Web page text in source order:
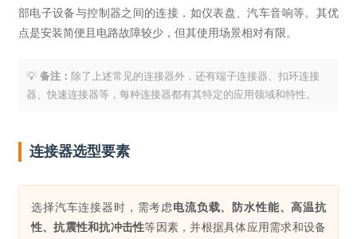
部电子设备与控制器之间的连接，如仪表盘、汽车音响等。其优
点是安装简便且电路故障较少，但其使用场景相对有限。
备注： 除了上述常见的连接器外，还有端子连接器、扣环连接
器、快速连接器等，每种连接器都有其特定的应用领域和特性。
连接器选型要素
选择汽车连接器时，需考虑电流负载、防水性能、高温抗
性、抗震性和抗冲击性等因素，并根据具体应用需求和设备